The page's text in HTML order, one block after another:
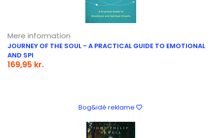
Mere information
JOURNEY OF THE SOUL - A PRACTICAL GUIDE TO EMOTIONAL
AND SPI
169,95 kr.
Bog&idé reklame